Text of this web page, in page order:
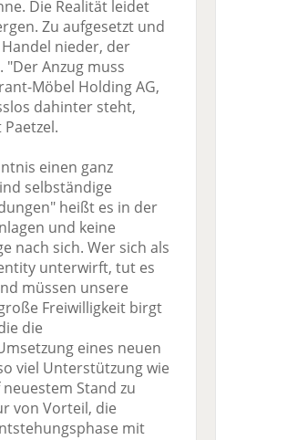
Die Realität leidet
Zu aufgesetzt und
nieder, der
Anzug muss
Möbel Holding AG,
dahinter steht,
einen ganz
selbständige
heißt es in der
und keine
nach sich. Wer sich als
unterwirft, tut es
müssen unsere
Freiwilligkeit birgt
die
eines neuen
viel Unterstützung wie
Stand zu
von Vorteil, die
mit